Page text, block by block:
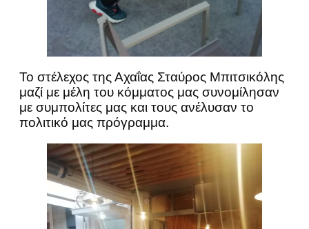
Το στέλεχος της Αχαΐας Σταύρος Μπιτσικόλης
μαζί με μέλη του κόμματος μας συνομίλησαν
με συμπολίτες μας και τους ανέλυσαν το
πολιτικό μας πρόγραμμα.